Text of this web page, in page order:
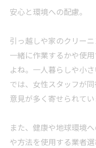
安心と環境への配慮。
引っ越しや家のクリー
一緒に作業するかや使
よね。一人暮らしや小
では、女性スタッフが
意見が多く寄せられてい
また、健康や地球環境
や方法を使用する業者